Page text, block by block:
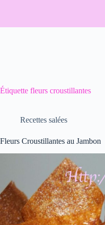
Étiquette fleurs croustillantes
Recettes salées
Fleurs Croustillantes au Jambon